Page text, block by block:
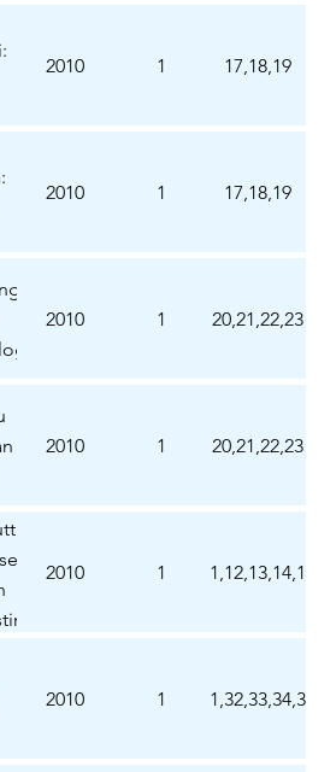
2010 1 17,18,19
2010 1 17,18,19
2010 1 20,21,22,23
2010 1 20,21,22,23
2010 1
2010 1 31,32,33,34,35